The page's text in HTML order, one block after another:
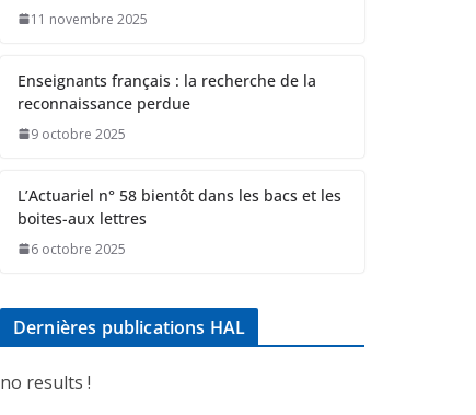
11 novembre 2025
Enseignants français : la recherche de la
reconnaissance perdue
9 octobre 2025
L’Actuariel n° 58 bientôt dans les bacs et les
boites-aux lettres
6 octobre 2025
Dernières publications HAL
no results !